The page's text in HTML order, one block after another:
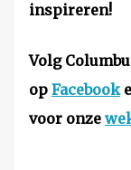
inspireren!
Volg
op Facebook
voor onze